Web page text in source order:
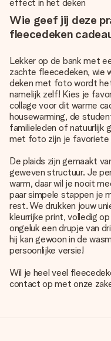
effect in het deken
Wie geef jij deze
fleecedeken
Lekker op de bank met
zachte fleecedeken, wie
deken met foto wordt
namelijk zelf! Kies je
collage voor dit warme
housewarming, de
familieleden of natuurlijk
met foto zijn je favoriete
De plaids zijn gemaakt
geweven structuur. Je
warm, daar wil je nooit
paar simpele stappen je
rest. We drukken jouw
kleurrijke print, volledig
ongeluk een drupje van
hij kan gewoon in de
persoonlijke versie!
Wil je heel veel
contact op met onze